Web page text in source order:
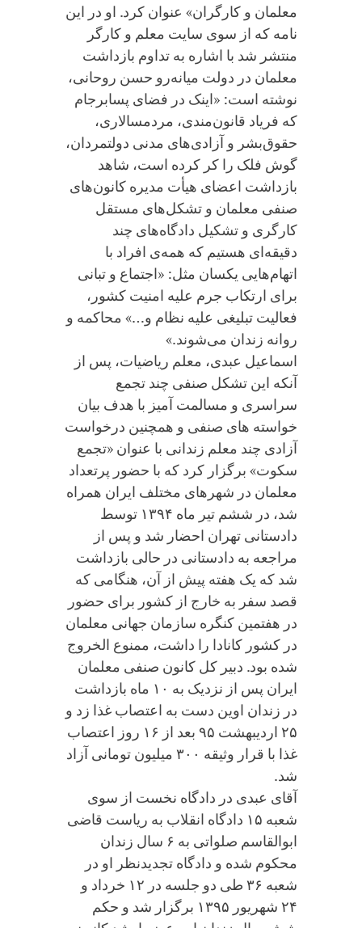
معلمان و کارگران» عنوان کرد. او در این
نامه که از سوی سایت معلم و کارگر
منتشر شد با اشاره به تداوم بازداشت
معلمان در دولت میانه‌رو حسن روحانی،
نوشته است: «اینک در فضای پسابرجام
که فریاد قانون‌مندی، مردمسالاری،
حقوق‌بشر و آزادی‌های مدنی دولتمردان،
گوش فلک را کر کرده است، شاهد
بازداشت اعضای هیأت مدیره کانون‌های
صنفی معلمان و تشکل‌های مستقل
کارگری و تشکیل دادگاه‌های چند
دقیقه‌ای هستیم که همه‌ی افراد با
اتهام‌هایی یکسان مثل: «اجتماع و تبانی
برای ارتکاب جرم علیه امنیت کشور،
فعالیت تبلیغی علیه نظام و…» محاکمه و
روانه زندان می‌شوند.»
اسماعیل عبدی، معلم ریاضیات، پس از
آنکه این تشکل صنفی چند تجمع
سراسری و مسالمت آمیز با هدف بیان
خواسته های صنفی و همچنین درخواست
آزادی چند معلم زندانی با عنوان «تجمع
سکوت» برگزار کرد که با حضور پرتعداد
معلمان در شهرهای مختلف ایران همراه
شد، در ششم تیر ماه ۱۳۹۴ توسط
دادستانی تهران احضار شد و پس از
مراجعه به دادستانی در حالی بازداشت
شد که یک هفته پیش از آن، هنگامی که
قصد سفر به خارج از کشور برای حضور
در هفتمین کنگره سازمان جهانی معلمان
در کشور کانادا را داشت، ممنوع الخروج
شده بود. دبیر کل کانون صنفی معلمان
ایران پس از نزدیک به ۱۰ ماه بازداشت
در زندان اوین دست به اعتصاب غذا زد و
۲۵ اردیبهشت ۹۵ بعد از ۱۶ روز اعتصاب
غذا با قرار وثیقه ۳۰۰ میلیون تومانی آزاد
شد.
آقای عبدی در دادگاه نخست از سوی
شعبه ۱۵ دادگاه انقلاب به ریاست قاضی
ابوالقاسم صلواتی به ۶ سال زندان
محکوم شده و دادگاه تجدیدنظر او در
شعبه ۳۶ طی دو جلسه در ۱۲ خرداد و
۲۴ شهریور ۱۳۹۵ برگزار شد و حکم